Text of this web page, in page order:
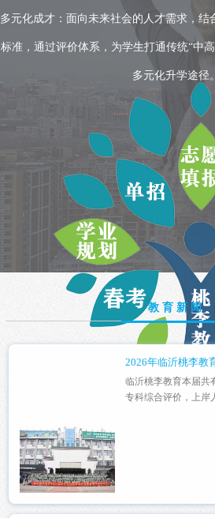
多元化成才：面向未来社会的人才需求，结
标准，通过评价体系，为学生打通传统“中
多元化升学途径。
教育新闻
2026年临沂桃李教
临沂桃李教育本届共
专科综合评价，上岸